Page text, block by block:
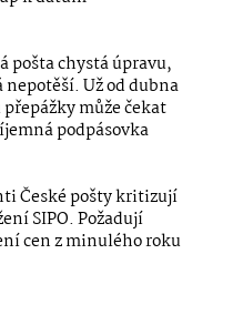
pošta chystá úpravu,
nepotěší. Už od dubna
přepážky může čekat
podpásovka
České pošty kritizují
SIPO. Požadují
cen z minulého roku